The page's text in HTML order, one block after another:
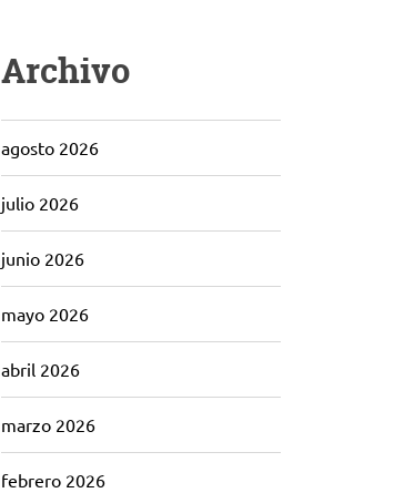
Archivo
agosto 2026
julio 2026
junio 2026
mayo 2026
abril 2026
marzo 2026
febrero 2026